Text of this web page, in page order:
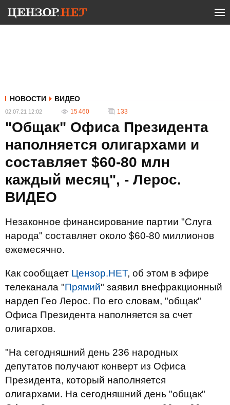
НОВОСТИ ВИДЕО
02.07.21 12:02 15 460 133
"Общак" Офиса Президента
наполняется олигархами и
составляет $60-80 млн
каждый месяц", - Лерос.
ВИДЕО
Незаконное финансирование партии "Слуга
народа" составляет около $60-80 миллионов
ежемесячно.
Как сообщает Цензор.НЕТ, об этом в эфире
телеканала "Прямий" заявил внефракционный
нардеп Гео Лерос. По его словам, "общак"
Офиса Президента наполняется за счет
олигархов.
"На сегодняшний день 236 народных
депутатов получают конверт из Офиса
Президента, который наполняется
олигархами. На сегодняшний день "общак"